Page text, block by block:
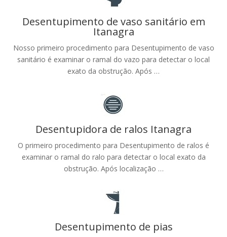
Desentupimento de vaso sanitário em
Itanagra
Nosso primeiro procedimento para Desentupimento de vaso
sanitário é examinar o ramal do vazo para detectar o local
exato da obstrução. Após …
Desentupidora de ralos Itanagra
O primeiro procedimento para Desentupimento de ralos é
examinar o ramal do ralo para detectar o local exato da
obstrução. Após localização …
Desentupimento de pias